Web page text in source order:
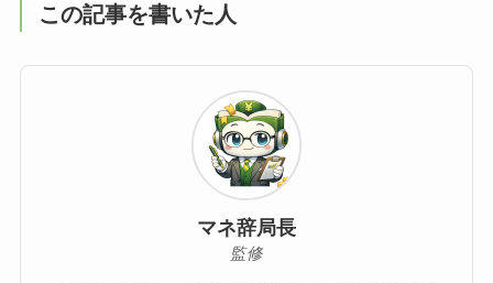
この記事を書いた人
マネ辞局長
監修